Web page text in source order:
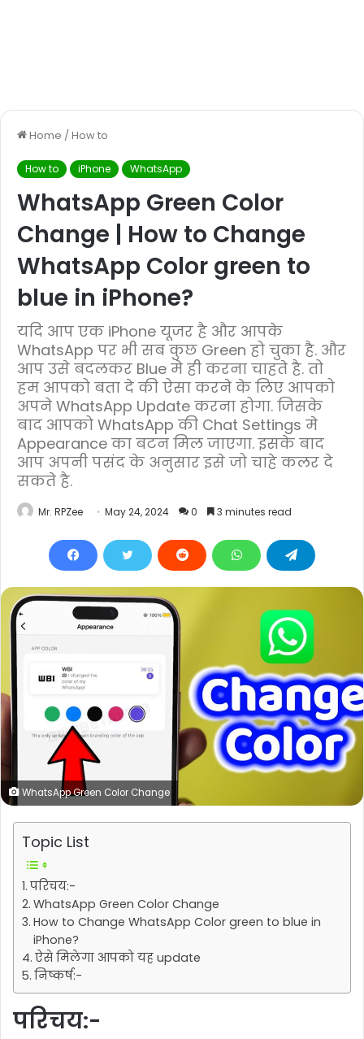
Home /How to
How to iPhone WhatsApp
WhatsApp Green Color
Change | How to Change
WhatsApp Color green to
blue in iPhone?
यदि आप एक iPhone यूजर है और आपके
WhatsApp पर भी सब कुछ Green हो चुका है. और
आप उसे बदलकर Blue मे ही करना चाहते है. तो
हम आपको बता दे की ऐसा करने के लिए आपको
अपने WhatsApp Update करना होगा. जिसके
बाद आपको WhatsApp की Chat Settings मे
Appearance का बटन मिल जाएगा. इसके बाद
आप अपनी पसंद के अनुसार इसे जो चाहे कलर दे
सकते है.
Mr. RPZee May 24, 2024 0 3 minutes read
WhatsApp Green Color Change
Topic List
परिचय:-
WhatsApp Green Color Change
How to Change WhatsApp Color green to blue in
iPhone?
ऐसे मिलेगा आपको यह update
निष्कर्ष:-
परिचय:-